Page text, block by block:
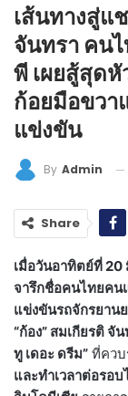
เส้นทางสู่แ
จันทรา คน
พี เผยสู้สุด
ก้อยมือขว
แข่งขัน
By Admin
Share
เมื่อวันอาทิตย์ที่ 20
จารึกชื่อคนไทยคน
แข่งขันรถจักรยาน
“ก้อง” สมเกียรติ จั
ทู เดอะ ดรีม” ที่ควบ
และทำเวลาต่อรอ